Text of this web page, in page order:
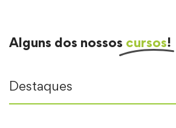
Alguns dos nossos cursos!
Destaques